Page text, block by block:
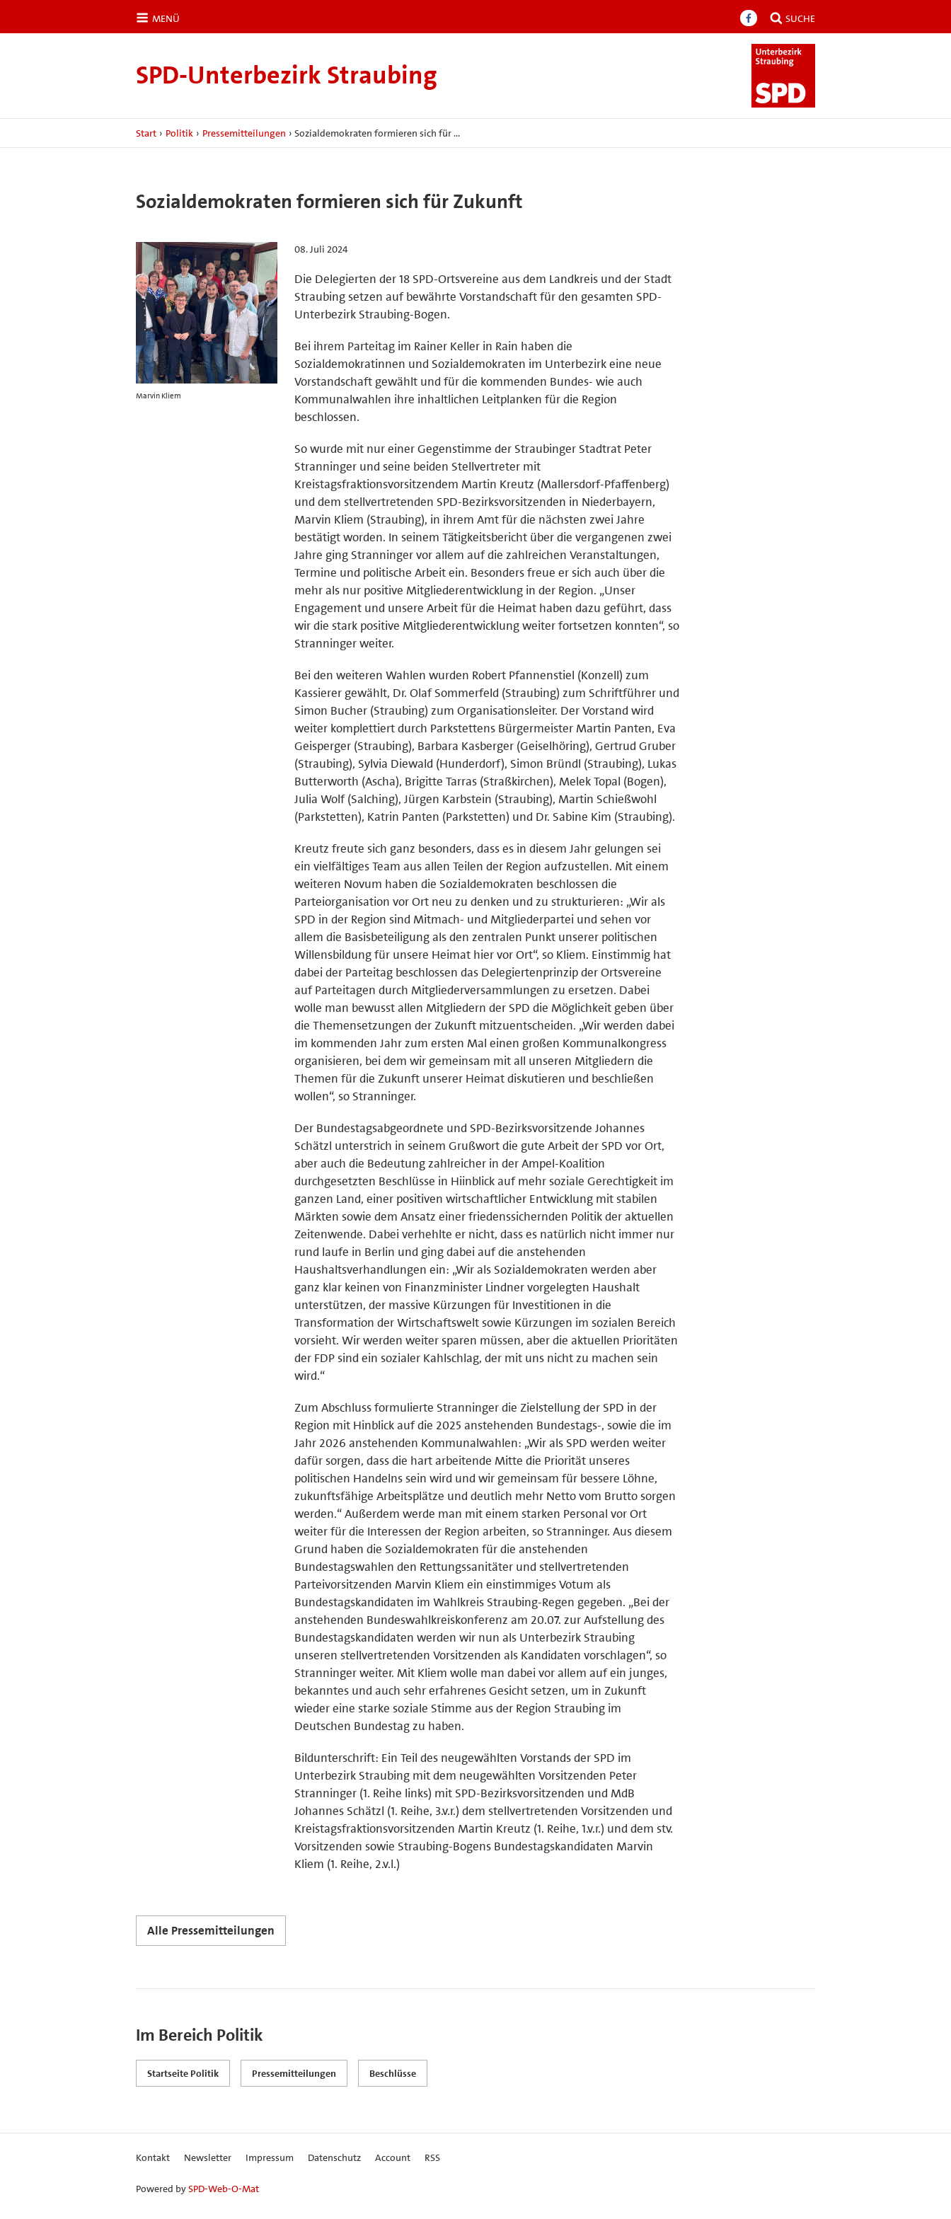
MENÜ SUCHE
SPD-​Unterbezirk Straubing
Start › Politik › Pressemitteilungen › Sozialdemokraten formieren sich für …
Sozialdemokraten formieren sich für Zukunft
Marvin Kliem
08. Juli 2024
Die Delegierten der 18 SPD-Ortsvereine aus dem Landkreis und der Stadt
Straubing setzen auf bewährte Vorstandschaft für den gesamten SPD-
Unterbezirk Straubing-Bogen.
Bei ihrem Parteitag im Rainer Keller in Rain haben die
Sozialdemokratinnen und Sozialdemokraten im Unterbezirk eine neue
Vorstandschaft gewählt und für die kommenden Bundes- wie auch
Kommunalwahlen ihre inhaltlichen Leitplanken für die Region
beschlossen.
So wurde mit nur einer Gegenstimme der Straubinger Stadtrat Peter
Stranninger und seine beiden Stellvertreter mit
Kreistagsfraktionsvorsitzendem Martin Kreutz (Mallersdorf-Pfaffenberg)
und dem stellvertretenden SPD-Bezirksvorsitzenden in Niederbayern,
Marvin Kliem (Straubing), in ihrem Amt für die nächsten zwei Jahre
bestätigt worden. In seinem Tätigkeitsbericht über die vergangenen zwei
Jahre ging Stranninger vor allem auf die zahlreichen Veranstaltungen,
Termine und politische Arbeit ein. Besonders freue er sich auch über die
mehr als nur positive Mitgliederentwicklung in der Region. „Unser
Engagement und unsere Arbeit für die Heimat haben dazu geführt, dass
wir die stark positive Mitgliederentwicklung weiter fortsetzen konnten“, so
Stranninger weiter.
Bei den weiteren Wahlen wurden Robert Pfannenstiel (Konzell) zum
Kassierer gewählt, Dr. Olaf Sommerfeld (Straubing) zum Schriftführer und
Simon Bucher (Straubing) zum Organisationsleiter. Der Vorstand wird
weiter komplettiert durch Parkstettens Bürgermeister Martin Panten, Eva
Geisperger (Straubing), Barbara Kasberger (Geiselhöring), Gertrud Gruber
(Straubing), Sylvia Diewald (Hunderdorf), Simon Bründl (Straubing), Lukas
Butterworth (Ascha), Brigitte Tarras (Straßkirchen), Melek Topal (Bogen),
Julia Wolf (Salching), Jürgen Karbstein (Straubing), Martin Schießwohl
(Parkstetten), Katrin Panten (Parkstetten) und Dr. Sabine Kim (Straubing).
Kreutz freute sich ganz besonders, dass es in diesem Jahr gelungen sei
ein vielfältiges Team aus allen Teilen der Region aufzustellen. Mit einem
weiteren Novum haben die Sozialdemokraten beschlossen die
Parteiorganisation vor Ort neu zu denken und zu strukturieren: „Wir als
SPD in der Region sind Mitmach- und Mitgliederpartei und sehen vor
allem die Basisbeteiligung als den zentralen Punkt unserer politischen
Willensbildung für unsere Heimat hier vor Ort“, so Kliem. Einstimmig hat
dabei der Parteitag beschlossen das Delegiertenprinzip der Ortsvereine
auf Parteitagen durch Mitgliederversammlungen zu ersetzen. Dabei
wolle man bewusst allen Mitgliedern der SPD die Möglichkeit geben über
die Themensetzungen der Zukunft mitzuentscheiden. „Wir werden dabei
im kommenden Jahr zum ersten Mal einen großen Kommunalkongress
organisieren, bei dem wir gemeinsam mit all unseren Mitgliedern die
Themen für die Zukunft unserer Heimat diskutieren und beschließen
wollen“, so Stranninger.
Der Bundestagsabgeordnete und SPD-Bezirksvorsitzende Johannes
Schätzl unterstrich in seinem Grußwort die gute Arbeit der SPD vor Ort,
aber auch die Bedeutung zahlreicher in der Ampel-Koalition
durchgesetzten Beschlüsse in Hiinblick auf mehr soziale Gerechtigkeit im
ganzen Land, einer positiven wirtschaftlicher Entwicklung mit stabilen
Märkten sowie dem Ansatz einer friedenssichernden Politik der aktuellen
Zeitenwende. Dabei verhehlte er nicht, dass es natürlich nicht immer nur
rund laufe in Berlin und ging dabei auf die anstehenden
Haushaltsverhandlungen ein: „Wir als Sozialdemokraten werden aber
ganz klar keinen von Finanzminister Lindner vorgelegten Haushalt
unterstützen, der massive Kürzungen für Investitionen in die
Transformation der Wirtschaftswelt sowie Kürzungen im sozialen Bereich
vorsieht. Wir werden weiter sparen müssen, aber die aktuellen Prioritäten
der FDP sind ein sozialer Kahlschlag, der mit uns nicht zu machen sein
wird.“
Zum Abschluss formulierte Stranninger die Zielstellung der SPD in der
Region mit Hinblick auf die 2025 anstehenden Bundestags-, sowie die im
Jahr 2026 anstehenden Kommunalwahlen: „Wir als SPD werden weiter
dafür sorgen, dass die hart arbeitende Mitte die Priorität unseres
politischen Handelns sein wird und wir gemeinsam für bessere Löhne,
zukunftsfähige Arbeitsplätze und deutlich mehr Netto vom Brutto sorgen
werden.“ Außerdem werde man mit einem starken Personal vor Ort
weiter für die Interessen der Region arbeiten, so Stranninger. Aus diesem
Grund haben die Sozialdemokraten für die anstehenden
Bundestagswahlen den Rettungssanitäter und stellvertretenden
Parteivorsitzenden Marvin Kliem ein einstimmiges Votum als
Bundestagskandidaten im Wahlkreis Straubing-Regen gegeben. „Bei der
anstehenden Bundeswahlkreiskonferenz am 20.07. zur Aufstellung des
Bundestagskandidaten werden wir nun als Unterbezirk Straubing
unseren stellvertretenden Vorsitzenden als Kandidaten vorschlagen“, so
Stranninger weiter. Mit Kliem wolle man dabei vor allem auf ein junges,
bekanntes und auch sehr erfahrenes Gesicht setzen, um in Zukunft
wieder eine starke soziale Stimme aus der Region Straubing im
Deutschen Bundestag zu haben.
Bildunterschrift: Ein Teil des neugewählten Vorstands der SPD im
Unterbezirk Straubing mit dem neugewählten Vorsitzenden Peter
Stranninger (1. Reihe links) mit SPD-Bezirksvorsitzenden und MdB
Johannes Schätzl (1. Reihe, 3.v.r.) dem stellvertretenden Vorsitzenden und
Kreistagsfraktionsvorsitzenden Martin Kreutz (1. Reihe, 1.v.r.) und dem stv.
Vorsitzenden sowie Straubing-Bogens Bundestagskandidaten Marvin
Kliem (1. Reihe, 2.v.l.)
Alle Pressemitteilungen
Im Bereich Politik
Startseite Politik Pressemitteilungen Beschlüsse
Kontakt Newsletter Impressum Datenschutz Account RSS
Powered bySPD-Web-O-Mat